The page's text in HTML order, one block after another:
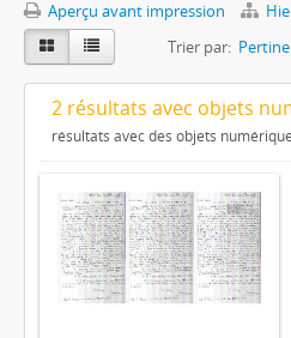
Aperçu avant impression
Trier par:
2 résultats avec objets
résultats avec des objets